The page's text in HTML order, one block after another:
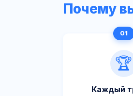
Почему
🏆
Каждый